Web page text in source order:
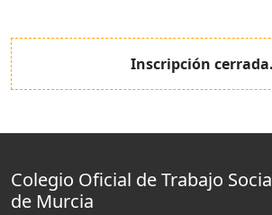
Inscripción cerrada.
Colegio Oficial de Trabajo
de Murcia